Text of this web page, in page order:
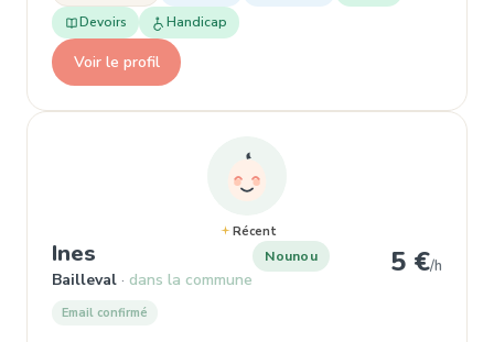
Devoirs
Handicap
Voir le profil
Récent
Ines , Garde d'enfant à Bailleval
Bailleval dans la commune
Nounou 5 €/h
Email confirmé